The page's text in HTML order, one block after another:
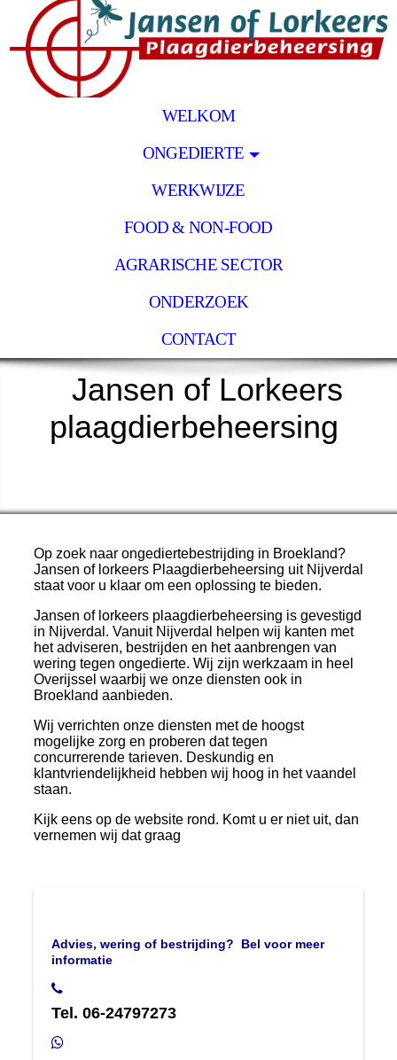
WELKOM
ONGEDIERTE
WERKWIJZE
FOOD & NON-FOOD
AGRARISCHE SECTOR
ONDERZOEK
CONTACT
Jansen of Lorkeers
plaagdierbeheersing
Op zoek naar ongediertebestrijding in Broekland?
Jansen of lorkeers Plaagdierbeheersing uit Nijverdal
staat voor u klaar om een oplossing te bieden.
Jansen of lorkeers plaagdierbeheersing is gevestigd
in Nijverdal. Vanuit Nijverdal helpen wij kanten met
het adviseren, bestrijden en het aanbrengen van
wering tegen ongedierte. Wij zijn werkzaam in heel
Overijssel waarbij we onze diensten ook in
Broekland aanbieden.
Wij verrichten onze diensten met de hoogst
mogelijke zorg en proberen dat tegen
concurrerende tarieven. Deskundig en
klantvriendelijkheid hebben wij hoog in het vaandel
staan.
Kijk eens op de website rond. Komt u er niet uit, dan
vernemen wij dat graag
Advies, wering of bestrijding? Bel voor meer
informatie
Tel. 06-24797273